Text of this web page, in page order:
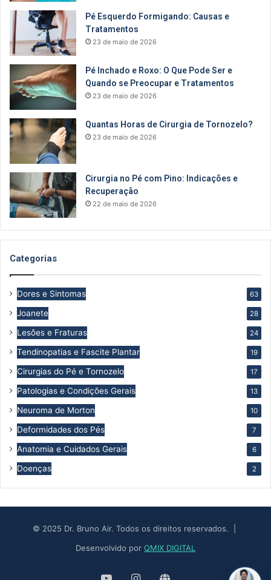
Pé Esquerdo Formigando: Causas e
Tratamentos
23 de maio de 2026
Pé Inchado e Roxo: O Que Pode Ser e
Quando se Preocupar e Tratamentos
23 de maio de 2026
Quantas Horas de Cirurgia de Tornozelo?
23 de maio de 2026
Cirurgia no Pé com Pino: Indicações e
Recuperação
22 de maio de 2026
Categorias
Dores e Sintomas 63
Joanete 28
Lesões e Fraturas 24
Tendinopatias e Fascite Plantar 19
Cirurgias do Pé e Tornozelo 17
Patologias e Condições Gerais 13
Neuroma de Morton 10
Deformidades dos Pés 7
Anatomia e Cuidados Gerais 6
Doenças 2
© 2025 Dr. Bruno Air. Todos os direitos reservados. |
Desenvolvido por QMIX DIGITAL